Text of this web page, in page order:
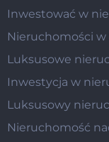
Inwestować w
Nieruchomości
Luksusowe
Inwestycja w
Luksusowy
Nieruchomość